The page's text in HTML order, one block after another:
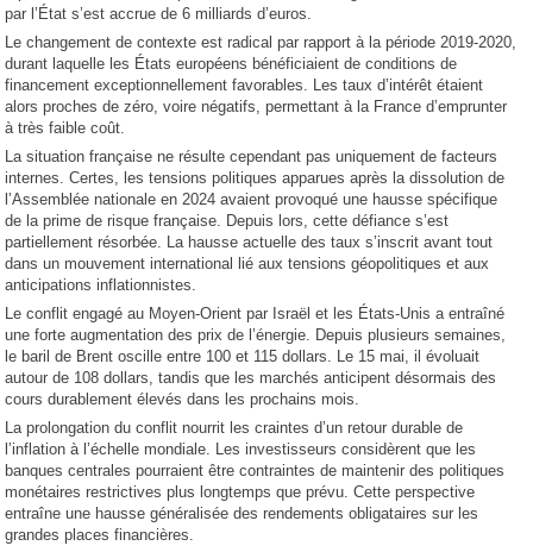
par l’État s’est accrue de 6 milliards d’euros.
Le changement de contexte est radical par rapport à la période 2019-2020,
durant laquelle les États européens bénéficiaient de conditions de
financement exceptionnellement favorables. Les taux d’intérêt étaient
alors proches de zéro, voire négatifs, permettant à la France d’emprunter
à très faible coût.
La situation française ne résulte cependant pas uniquement de facteurs
internes. Certes, les tensions politiques apparues après la dissolution de
l’Assemblée nationale en 2024 avaient provoqué une hausse spécifique
de la prime de risque française. Depuis lors, cette défiance s’est
partiellement résorbée. La hausse actuelle des taux s’inscrit avant tout
dans un mouvement international lié aux tensions géopolitiques et aux
anticipations inflationnistes.
Le conflit engagé au Moyen-Orient par Israël et les États-Unis a entraîné
une forte augmentation des prix de l’énergie. Depuis plusieurs semaines,
le baril de Brent oscille entre 100 et 115 dollars. Le 15 mai, il évoluait
autour de 108 dollars, tandis que les marchés anticipent désormais des
cours durablement élevés dans les prochains mois.
La prolongation du conflit nourrit les craintes d’un retour durable de
l’inflation à l’échelle mondiale. Les investisseurs considèrent que les
banques centrales pourraient être contraintes de maintenir des politiques
monétaires restrictives plus longtemps que prévu. Cette perspective
entraîne une hausse généralisée des rendements obligataires sur les
grandes places financières.